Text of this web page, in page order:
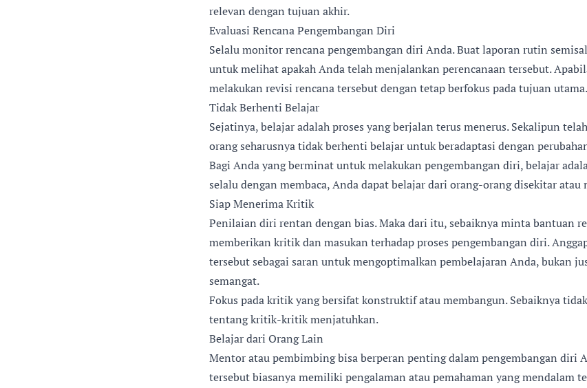
relevan dengan tujuan akhir.
Evaluasi Rencana Pengembangan Diri
Selalu monitor rencana pengembangan diri Anda. Buat laporan rutin
untuk melihat apakah Anda telah menjalankan perencanaan tersebut.
melakukan revisi rencana tersebut dengan tetap berfokus pada tujuan utama.
Tidak Berhenti Belajar
Sejatinya, belajar adalah proses yang berjalan terus menerus. Sekalipun
orang seharusnya tidak berhenti belajar untuk beradaptasi dengan
Bagi Anda yang berminat untuk melakukan pengembangan diri, belajar
selalu dengan membaca, Anda dapat belajar dari orang-orang disekitar
Siap Menerima Kritik
Penilaian diri rentan dengan bias. Maka dari itu, sebaiknya minta bantuan
memberikan kritik dan masukan terhadap proses pengembangan diri.
tersebut sebagai saran untuk mengoptimalkan pembelajaran Anda, bukan
semangat.
Fokus pada kritik yang bersifat konstruktif atau membangun. Sebaiknya
tentang kritik-kritik menjatuhkan.
Belajar dari Orang Lain
Mentor atau pembimbing bisa berperan penting dalam pengembangan diri
tersebut biasanya memiliki pengalaman atau pemahaman yang mendalam